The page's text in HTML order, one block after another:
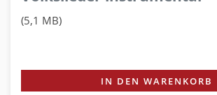
(5,1 MB)
IN DEN WARENKORB